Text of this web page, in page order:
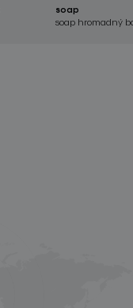
soap
soap hromadný